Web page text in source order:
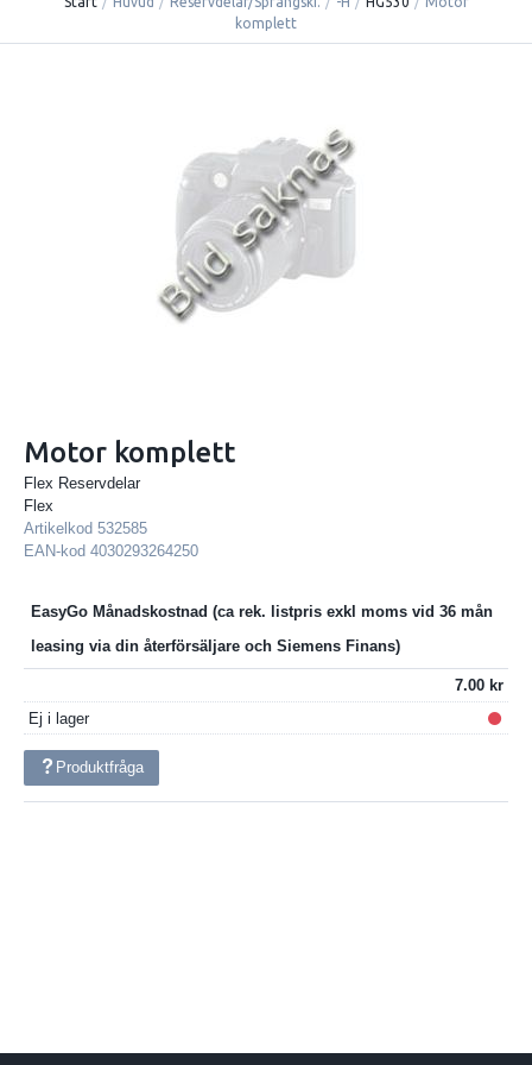
komplett
Motor komplett
Flex Reservdelar
Flex
Artikelkod 532585
EAN-kod 4030293264250
EasyGo Månadskostnad
7.00
Ej i lager
Produktfråga